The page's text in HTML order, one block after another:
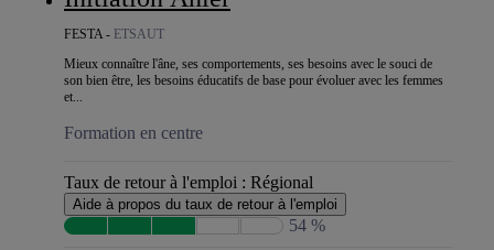
FESTA - ETSAUT
Mieux connaître l'âne, ses comportements, ses besoins avec le souci de
son bien être, les besoins éducatifs de base pour évoluer avec les femmes
et...
Formation en centre
Taux de retour à l'emploi : Régional
Aide à propos du taux de retour à l'emploi
54 %